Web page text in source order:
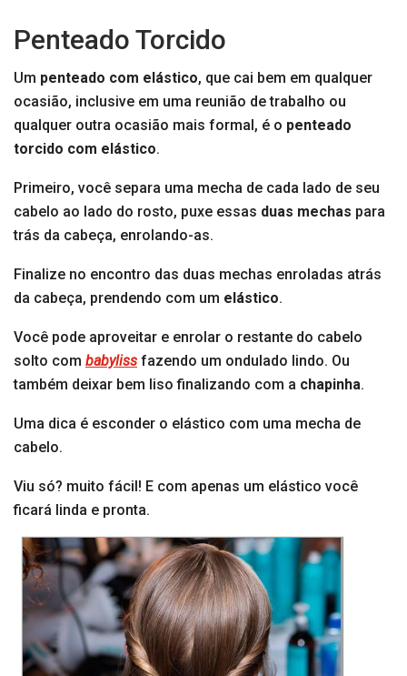
Penteado Torcido
Um penteado com elástico, que cai bem em qualquer
ocasião, inclusive em uma reunião de trabalho ou
qualquer outra ocasião mais formal, é o penteado
torcido com elástico.
Primeiro, você separa uma mecha de cada lado de seu
cabelo ao lado do rosto, puxe essas duas mechas para
trás da cabeça, enrolando-as.
Finalize no encontro das duas mechas enroladas atrás
da cabeça, prendendo com um elástico.
Você pode aproveitar e enrolar o restante do cabelo
solto com babyliss fazendo um ondulado lindo. Ou
também deixar bem liso finalizando com a chapinha.
Uma dica é esconder o elástico com uma mecha de
cabelo.
Viu só? muito fácil! E com apenas um elástico você
ficará linda e pronta.